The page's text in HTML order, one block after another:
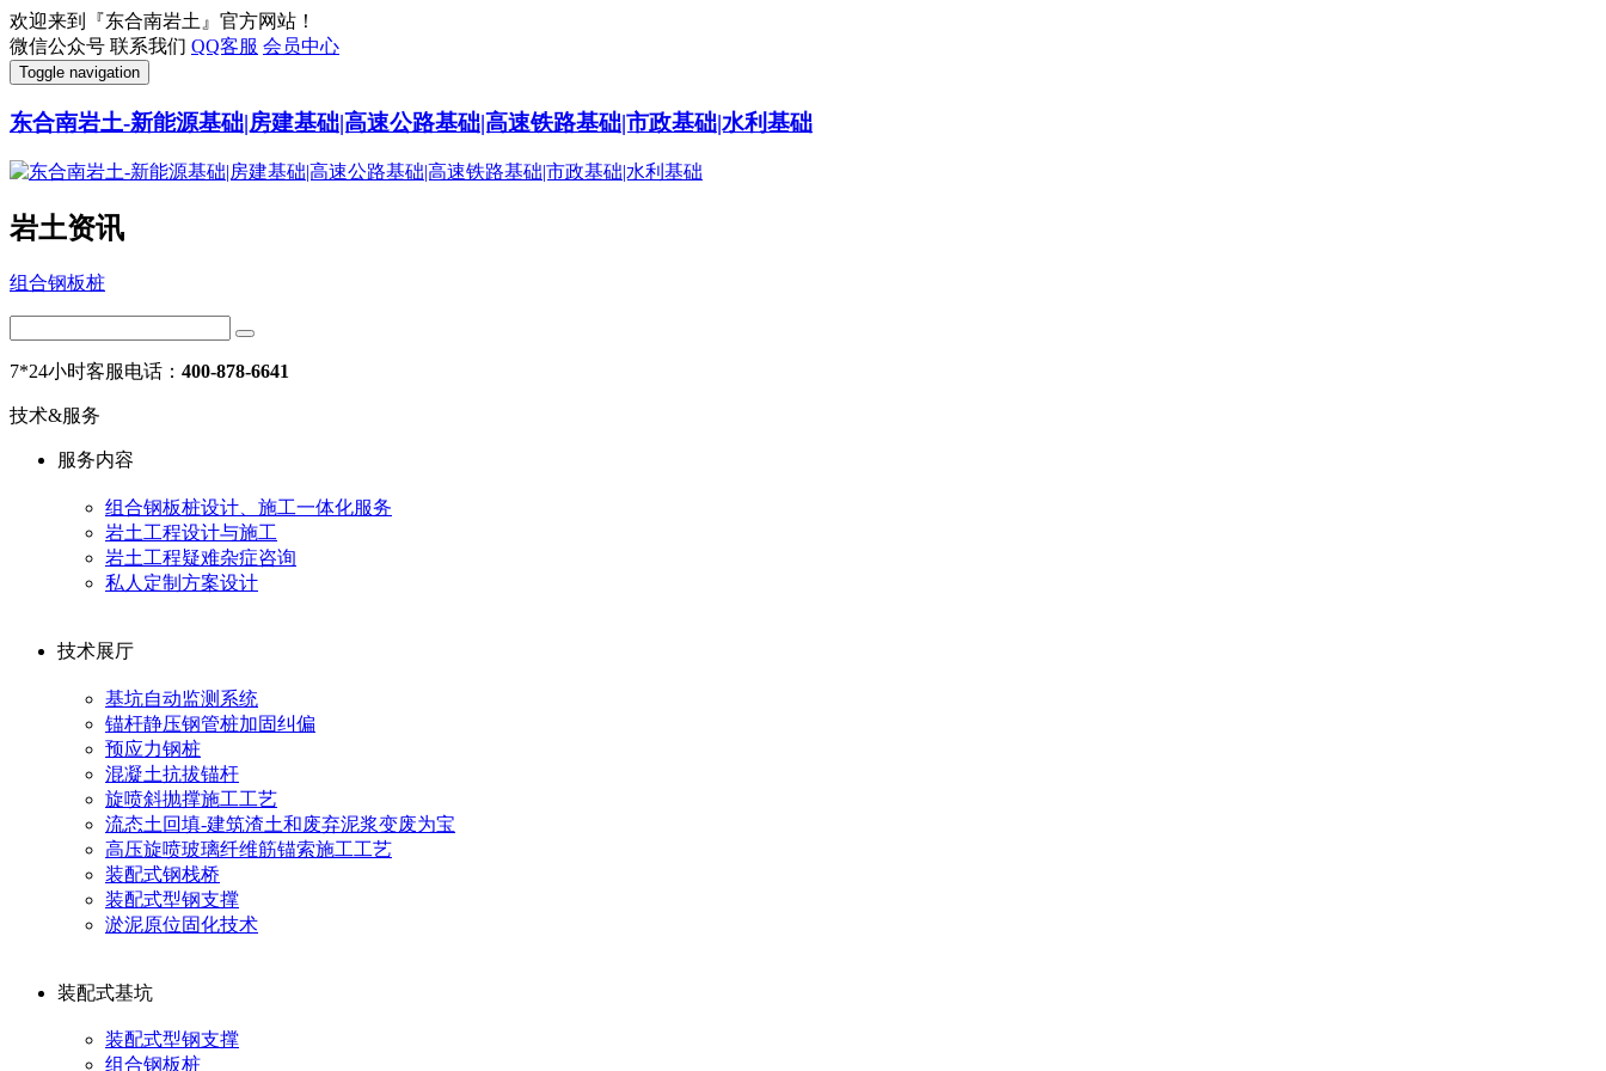
欢迎来到『东合南岩土』官方网站！
微信公众号 联系我们 QQ客服 会员中心
Toggle navigation
东合南岩土-新能源基础|房建基础|高速公路基础|高速铁路基础|市政基础|水利基础
岩土资讯
组合钢板桩
7*24小时客服电话： 400-878-6641
技术&服务
服务内容
组合钢板桩设计、施工一体化服务
岩土工程设计与施工
岩土工程疑难杂症咨询
私人定制方案设计
技术展厅
基坑自动监测系统
锚杆静压钢管桩加固纠偏
预应力钢桩
混凝土抗拔锚杆
旋喷斜抛撑施工工艺
流态土回填-建筑渣土和废弃泥浆变废为宝
高压旋喷玻璃纤维筋锚索施工工艺
装配式钢栈桥
装配式型钢支撑
淤泥原位固化技术
装配式基坑
装配式型钢支撑
组合钢板桩